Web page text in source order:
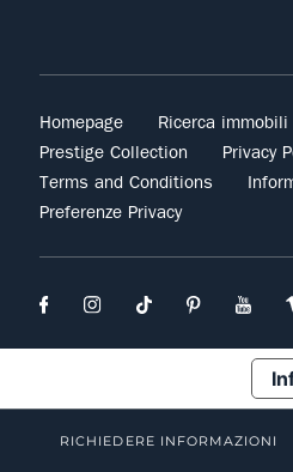
Homepage
Ricerca immobili
Prestige Collection
Privacy
Terms and Conditions
Preferenze Privacy
RICHIEDERE INFORMAZIONI